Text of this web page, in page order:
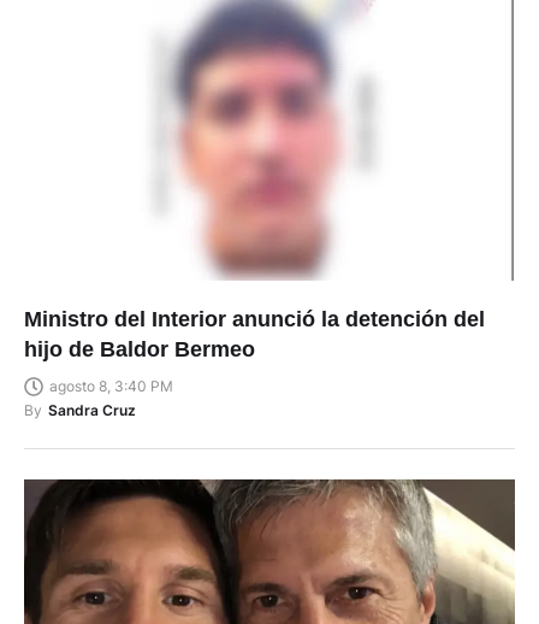
Ministro del Interior anunció la detención del
hijo de Baldor Bermeo
agosto 8, 3:40 PM
By Sandra Cruz